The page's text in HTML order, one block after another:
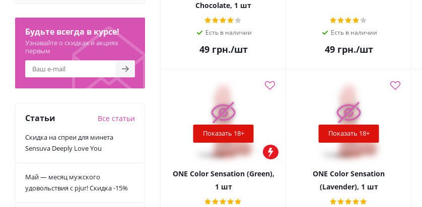
Chocolate, 1 шт
Есть в наличии
49грн./шт
Есть в наличии
49грн./шт
Показать 18+
ONE Color Sensation (Green),
1 шт
Показать 18+
ONE Color Sensation
(Lavender), 1 шт
Будьте всегда в курсе!
Узнавайте о скидках и акциях
первым
Статьи Все статьи
Скидка на спреи для минета
Sensuva Deeply Love You
Май — месяц мужского
удовольствия с pjur! Скидка -15%